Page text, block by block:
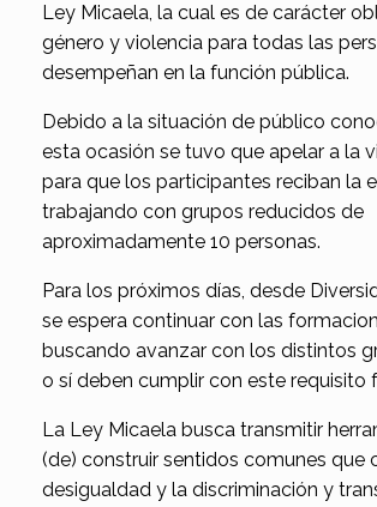
Ley Micaela, la cual es de carácter
género y violencia para todas las
desempeñan en la función pública.
Debido a la situación de público
esta ocasión se tuvo que apelar a la
para que los participantes reciban la
trabajando con grupos reducidos de
aproximadamente 10 personas.
Para los próximos días, desde
se espera continuar con las
buscando avanzar con los distintos
o sí deben cumplir con este requisito
La Ley Micaela busca transmitir
(de) construir sentidos comunes que
desigualdad y la discriminación y